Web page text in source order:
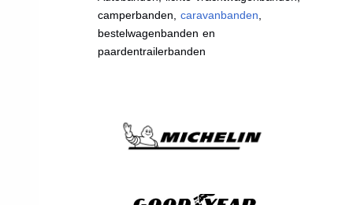
camperbanden, caravanbanden,
bestelwagenbanden en
paardentrailerbanden